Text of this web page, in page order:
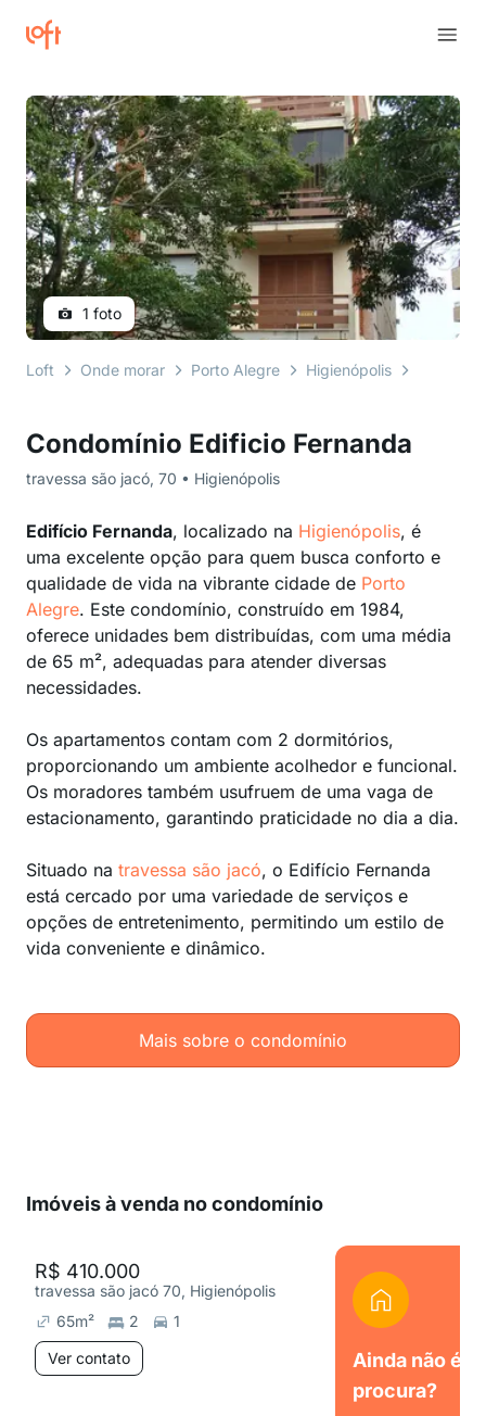
Condomínio Edificio Fernanda
travessa são jacó, 70 • Higienópolis
Edifício Fernanda, localizado na Higienópolis, é
uma excelente opção para quem busca conforto e
qualidade de vida na vibrante cidade de Porto
Alegre. Este condomínio, construído em 1984,
oferece unidades bem distribuídas, com uma média
de 65 m², adequadas para atender diversas
necessidades.
Os apartamentos contam com 2 dormitórios,
proporcionando um ambiente acolhedor e funcional.
Os moradores também usufruem de uma vaga de
estacionamento, garantindo praticidade no dia a dia.
Situado na travessa são jacó, o Edifício Fernanda
está cercado por uma variedade de serviços e
opções de entretenimento, permitindo um estilo de
vida conveniente e dinâmico.
Mais sobre o condomínio
1 foto
Loft Onde morar Porto Alegre Higienópolis
Imóveis à venda no condomínio
R$ 410.000
travessa são jacó 70, Higienópolis
65m² 2
1
Ver contato
Ainda não é
procura?